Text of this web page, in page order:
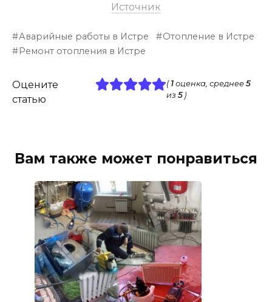
Источник
Аварийные работы в Истре
Отопление в Истре
Ремонт отопления в Истре
Оцените
статью
( 1оценка, среднее 5
из 5)
Вам также может понравиться